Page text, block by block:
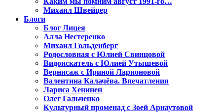
Михаил Швейцер
Блоги
Блог Лицея
Алла Нестеренко
Михаил Гольденберг
Родословная с Юлией Свинцовой
Видоискатель с Юлией Утышевой
Вернисаж с Ириной Ларионовой
Валентина Калачёва. Впечатления
Лариса Хенинен
Олег Гальченко
Культурный променад с Зоей Арнаутовой